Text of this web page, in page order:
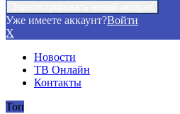
Уже имеете аккаунт?Войти
X
Новости
ТВ Онлайн
Контакты
Топ